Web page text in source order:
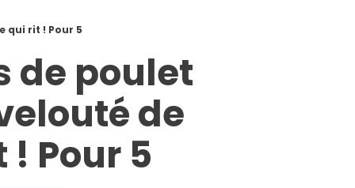
qui rit ! Pour 5
de poulet
de
Pour 5